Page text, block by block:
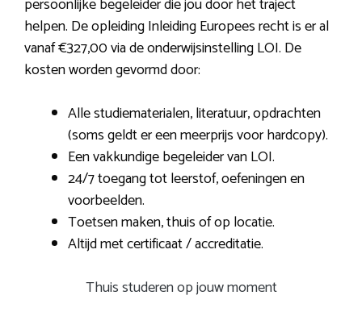
helpen. De opleiding Inleiding Europees recht is er al
vanaf €327,00 via de onderwijsinstelling LOI. De
kosten worden gevormd door:
Alle studiematerialen, literatuur, opdrachten
(soms geldt er een meerprijs voor hardcopy).
Een vakkundige begeleider van LOI.
24/7 toegang tot leerstof, oefeningen en
voorbeelden.
Toetsen maken, thuis of op locatie.
Altijd met certificaat / accreditatie.
Thuis studeren op jouw moment